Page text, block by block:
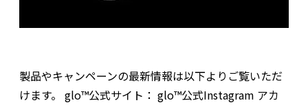
製品やキャンペーンの最新情報は以下よりご覧いただ
けます。 glo™公式サイト： glo™公式Instagram アカ